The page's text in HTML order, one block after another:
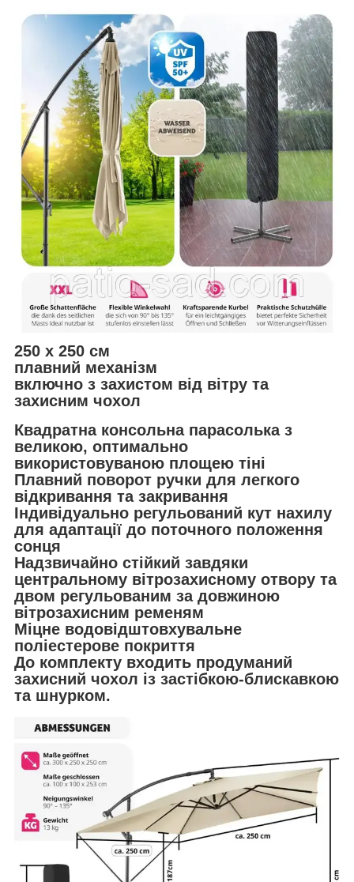
250 х 250 см
плавний механізм
включно з захистом від вітру та
захисним чохол
Квадратна консольна парасолька з
великою, оптимально
використовуваною площею тіні
Плавний поворот ручки для легкого
відкривання та закривання
Індивідуально регульований кут нахилу
для адаптації до поточного положення
сонця
Надзвичайно стійкий завдяки
центральному вітрозахисному отвору та
двом регульованим за довжиною
вітрозахисним ременям
Міцне водовідштовхувальне
поліестерове покриття
До комплекту входить продуманий
захисний чохол із застібкою-блискавкою
та шнурком.